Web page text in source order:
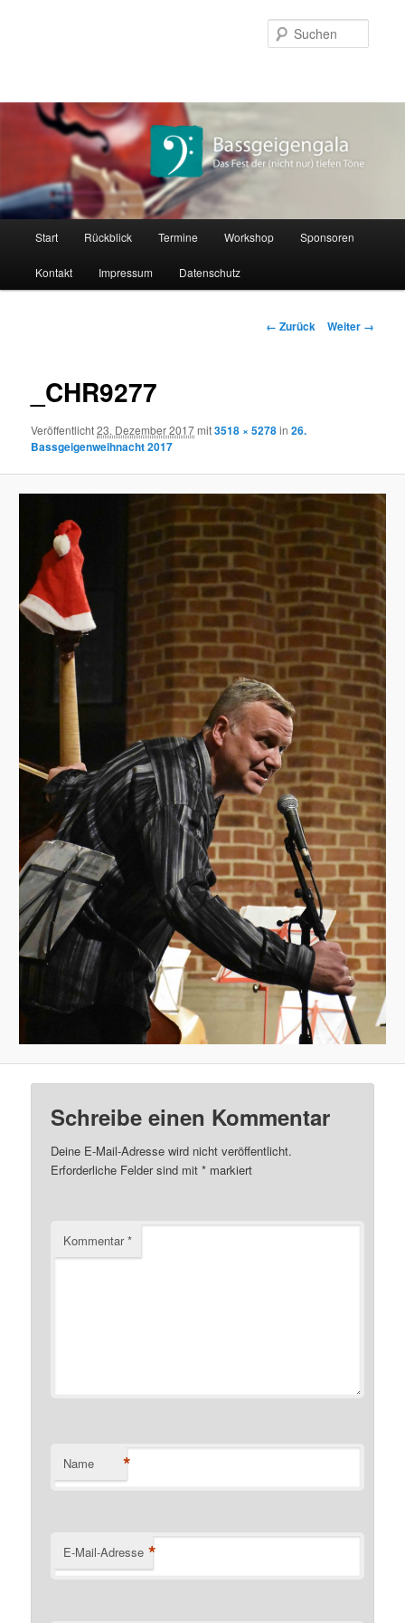
Start Rückblick Termine Workshop Sponsoren
Kontakt Impressum Datenschutz
Bilder-
← Zurück Weiter →
_CHR9277
Veröffentlicht23. Dezember 2017mit3518 × 5278in26.
Bassgeigenweihnacht 2017
Schreibe einen Kommentar
Deine E-Mail-Adresse wird nicht veröffentlicht.
Erforderliche Felder sind mit* markiert
Kommentar*
Name *
E-Mail-Adresse *